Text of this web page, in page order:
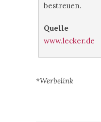
bestreuen.
Quelle
www.lecker.de
*Werbelink